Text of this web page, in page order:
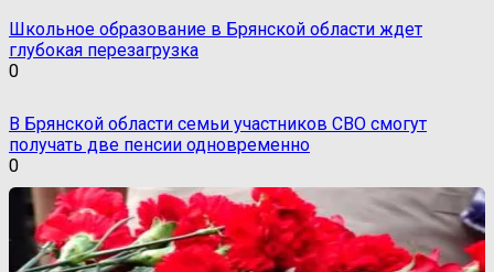
Школьное образование в Брянской области ждет
глубокая перезагрузка
0
В Брянской области семьи участников СВО смогут
получать две пенсии одновременно
0